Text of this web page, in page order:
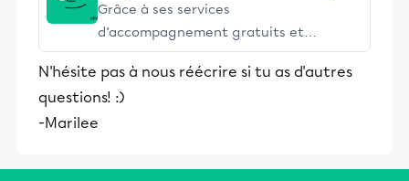
Grâce à ses services
d’accompagnement gratuits et
stimulants, Alloprof engage les élèves
et leurs parents dans la réussite
éducative.
N'hésite pas à nous réécrire si tu as d'autres
questions! :)
-Marilee